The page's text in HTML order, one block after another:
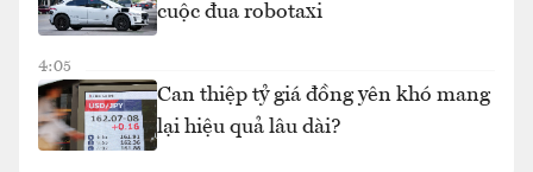
cuộc đua robotaxi
4:05
Can thiệp tỷ giá đồng yên khó mang
lại hiệu quả lâu dài?